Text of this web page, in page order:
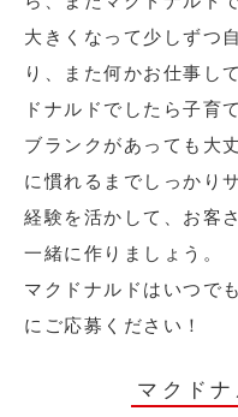
大きくなって少しずつ
り、また何かお仕事し
ドナルドでしたら子育
ブランクがあっても大
に慣れるまでしっかり
経験を活かして、お客
一緒に作りましょう。
マクドナルドはいつで
にご応募ください！
マクド